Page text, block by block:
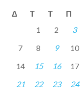
Δ Τ Τ Π
1 2 3
7
8 9 10
14
15 16 17
21
22 23 24